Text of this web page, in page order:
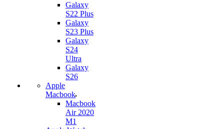
Galaxy
S22 Plus
Galaxy
S23 Plus
Galaxy
S24
Ultra
Galaxy
S26
Apple
Macbook
Macbook
Air 2020
M1